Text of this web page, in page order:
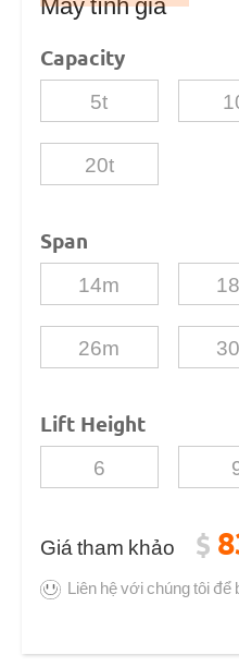
Capacity
5t
20t
Span
14m
26m
Lift Height
6
Giá tham khảo $
Liên hệ với chúng tôi để